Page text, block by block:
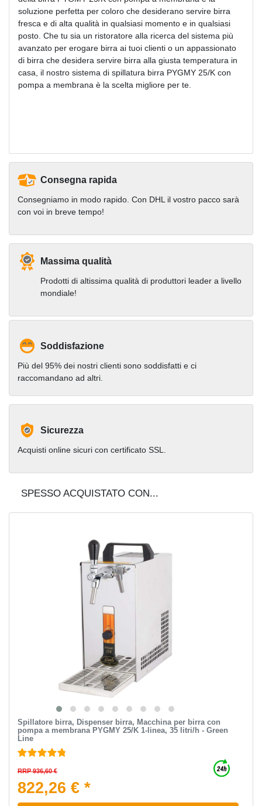
soluzione perfetta per coloro che desiderano servire birra
fresca e di alta qualità in qualsiasi momento e in qualsiasi
posto. Che tu sia un ristoratore alla ricerca del sistema più
avanzato per erogare birra ai tuoi clienti o un appassionato
di birra che desidera servire birra alla giusta temperatura in
casa, il nostro sistema di spillatura birra PYGMY 25/K con
pompa a membrana è la scelta migliore per te.
Consegna rapida
Consegniamo in modo rapido. Con DHL il vostro pacco sarà
con voi in breve tempo!
Massima qualità
Prodotti di altissima qualità di produttori leader a livello
mondiale!
Soddisfazione
Più del 95% dei nostri clienti sono soddisfatti e ci
raccomandano ad altri.
Sicurezza
Acquisti online sicuri con certificato SSL.
SPESSO ACQUISTATO CON...
Spillatore birra, Dispenser birra, Macchina per birra con
pompa a membrana PYGMY 25/K 1-linea, 35 litri/h - Green
Line
RRP 936,60 €
822,26 € *